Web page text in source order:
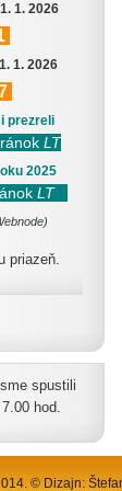
1. 2026
1. 2026
prezreli
LT
2025
LT
priazeň.
spustili
hod.
© Dizajn: